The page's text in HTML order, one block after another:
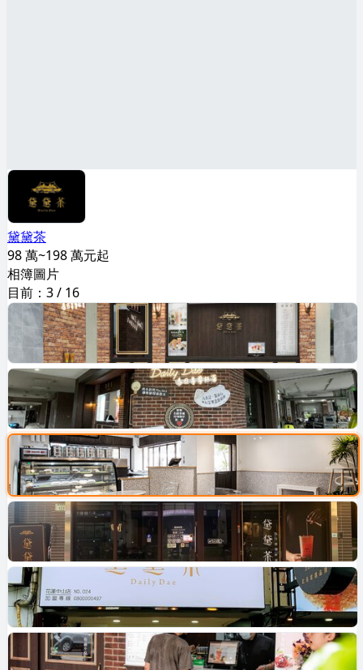
黛黛茶
98 萬~198 萬元起
相簿圖片
目前： 3/ 16